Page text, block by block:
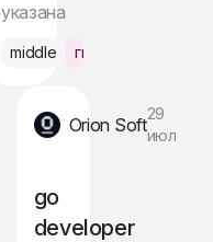
указана
middle гибрид Москва
Orion Soft
29
июл
go
developer